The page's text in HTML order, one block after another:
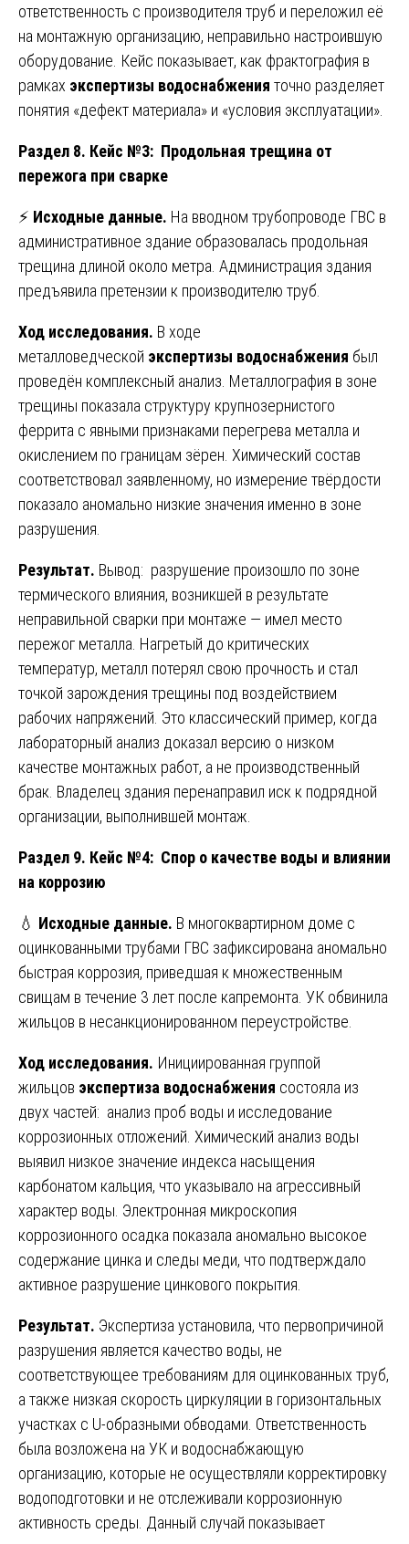
ответственность с производителя труб и переложил её
на монтажную организацию, неправильно настроившую
оборудование. Кейс показывает, как фрактография в
рамках экспертизы водоснабжения точно разделяет
понятия «дефект материала» и «условия эксплуатации».
Раздел 8. Кейс №3: Продольная трещина от
пережога при сварке
⚡ Исходные данные. На вводном трубопроводе ГВС в
административное здание образовалась продольная
трещина длиной около метра. Администрация здания
предъявила претензии к производителю труб.
Ход исследования. В ходе
металловедческой экспертизы водоснабжения был
проведён комплексный анализ. Металлография в зоне
трещины показала структуру крупнозернистого
феррита с явными признаками перегрева металла и
окислением по границам зёрен. Химический состав
соответствовал заявленному, но измерение твёрдости
показало аномально низкие значения именно в зоне
разрушения.
Результат. Вывод: разрушение произошло по зоне
термического влияния, возникшей в результате
неправильной сварки при монтаже — имел место
пережог металла. Нагретый до критических
температур, металл потерял свою прочность и стал
точкой зарождения трещины под воздействием
рабочих напряжений. Это классический пример, когда
лабораторный анализ доказал версию о низком
качестве монтажных работ, а не производственный
брак. Владелец здания перенаправил иск к подрядной
организации, выполнившей монтаж.
Раздел 9. Кейс №4: Спор о качестве воды и влиянии
на коррозию
💧 Исходные данные. В многоквартирном доме с
оцинкованными трубами ГВС зафиксирована аномально
быстрая коррозия, приведшая к множественным
свищам в течение 3 лет после капремонта. УК обвинила
жильцов в несанкционированном переустройстве.
Ход исследования. Инициированная группой
жильцов экспертиза водоснабжения состояла из
двух частей: анализ проб воды и исследование
коррозионных отложений. Химический анализ воды
выявил низкое значение индекса насыщения
карбонатом кальция, что указывало на агрессивный
характер воды. Электронная микроскопия
коррозионного осадка показала аномально высокое
содержание цинка и следы меди, что подтверждало
активное разрушение цинкового покрытия.
Результат. Экспертиза установила, что первопричиной
разрушения является качество воды, не
соответствующее требованиям для оцинкованных труб,
а также низкая скорость циркуляции в горизонтальных
участках с U-образными обводами. Ответственность
была возложена на УК и водоснабжающую
организацию, которые не осуществляли корректировку
водоподготовки и не отслеживали коррозионную
активность среды. Данный случай показывает